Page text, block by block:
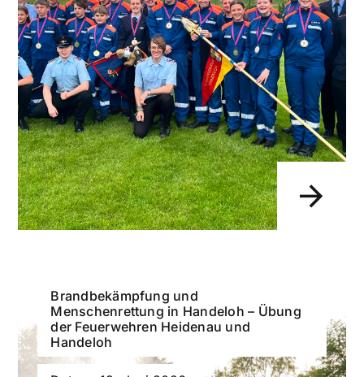
Brandbekämpfung und
Menschenrettung in Handeloh – Übung
der Feuerwehren Heidenau und
Handeloh